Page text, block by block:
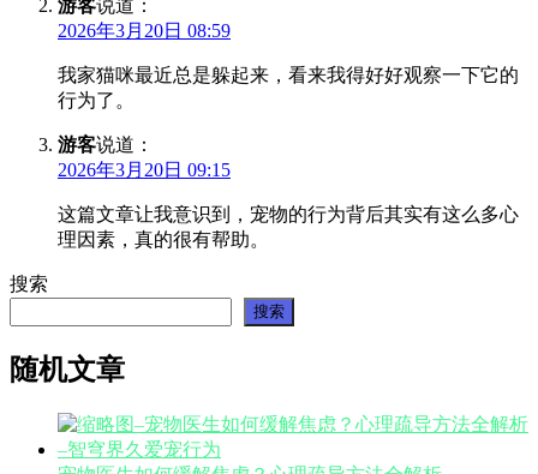
游客说道：
2026年3月20日 08:59
我家猫咪最近总是躲起来，看来我得好好观察一下它的
行为了。
游客说道：
2026年3月20日 09:15
这篇文章让我意识到，宠物的行为背后其实有这么多心
理因素，真的很有帮助。
搜索
搜索
随机文章